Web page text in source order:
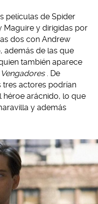
películas de Spider
Maguire y dirigidas por
dos con Andrew
además de las que
también aparece
. De
actores podrían
héroe arácnido, lo que
y además